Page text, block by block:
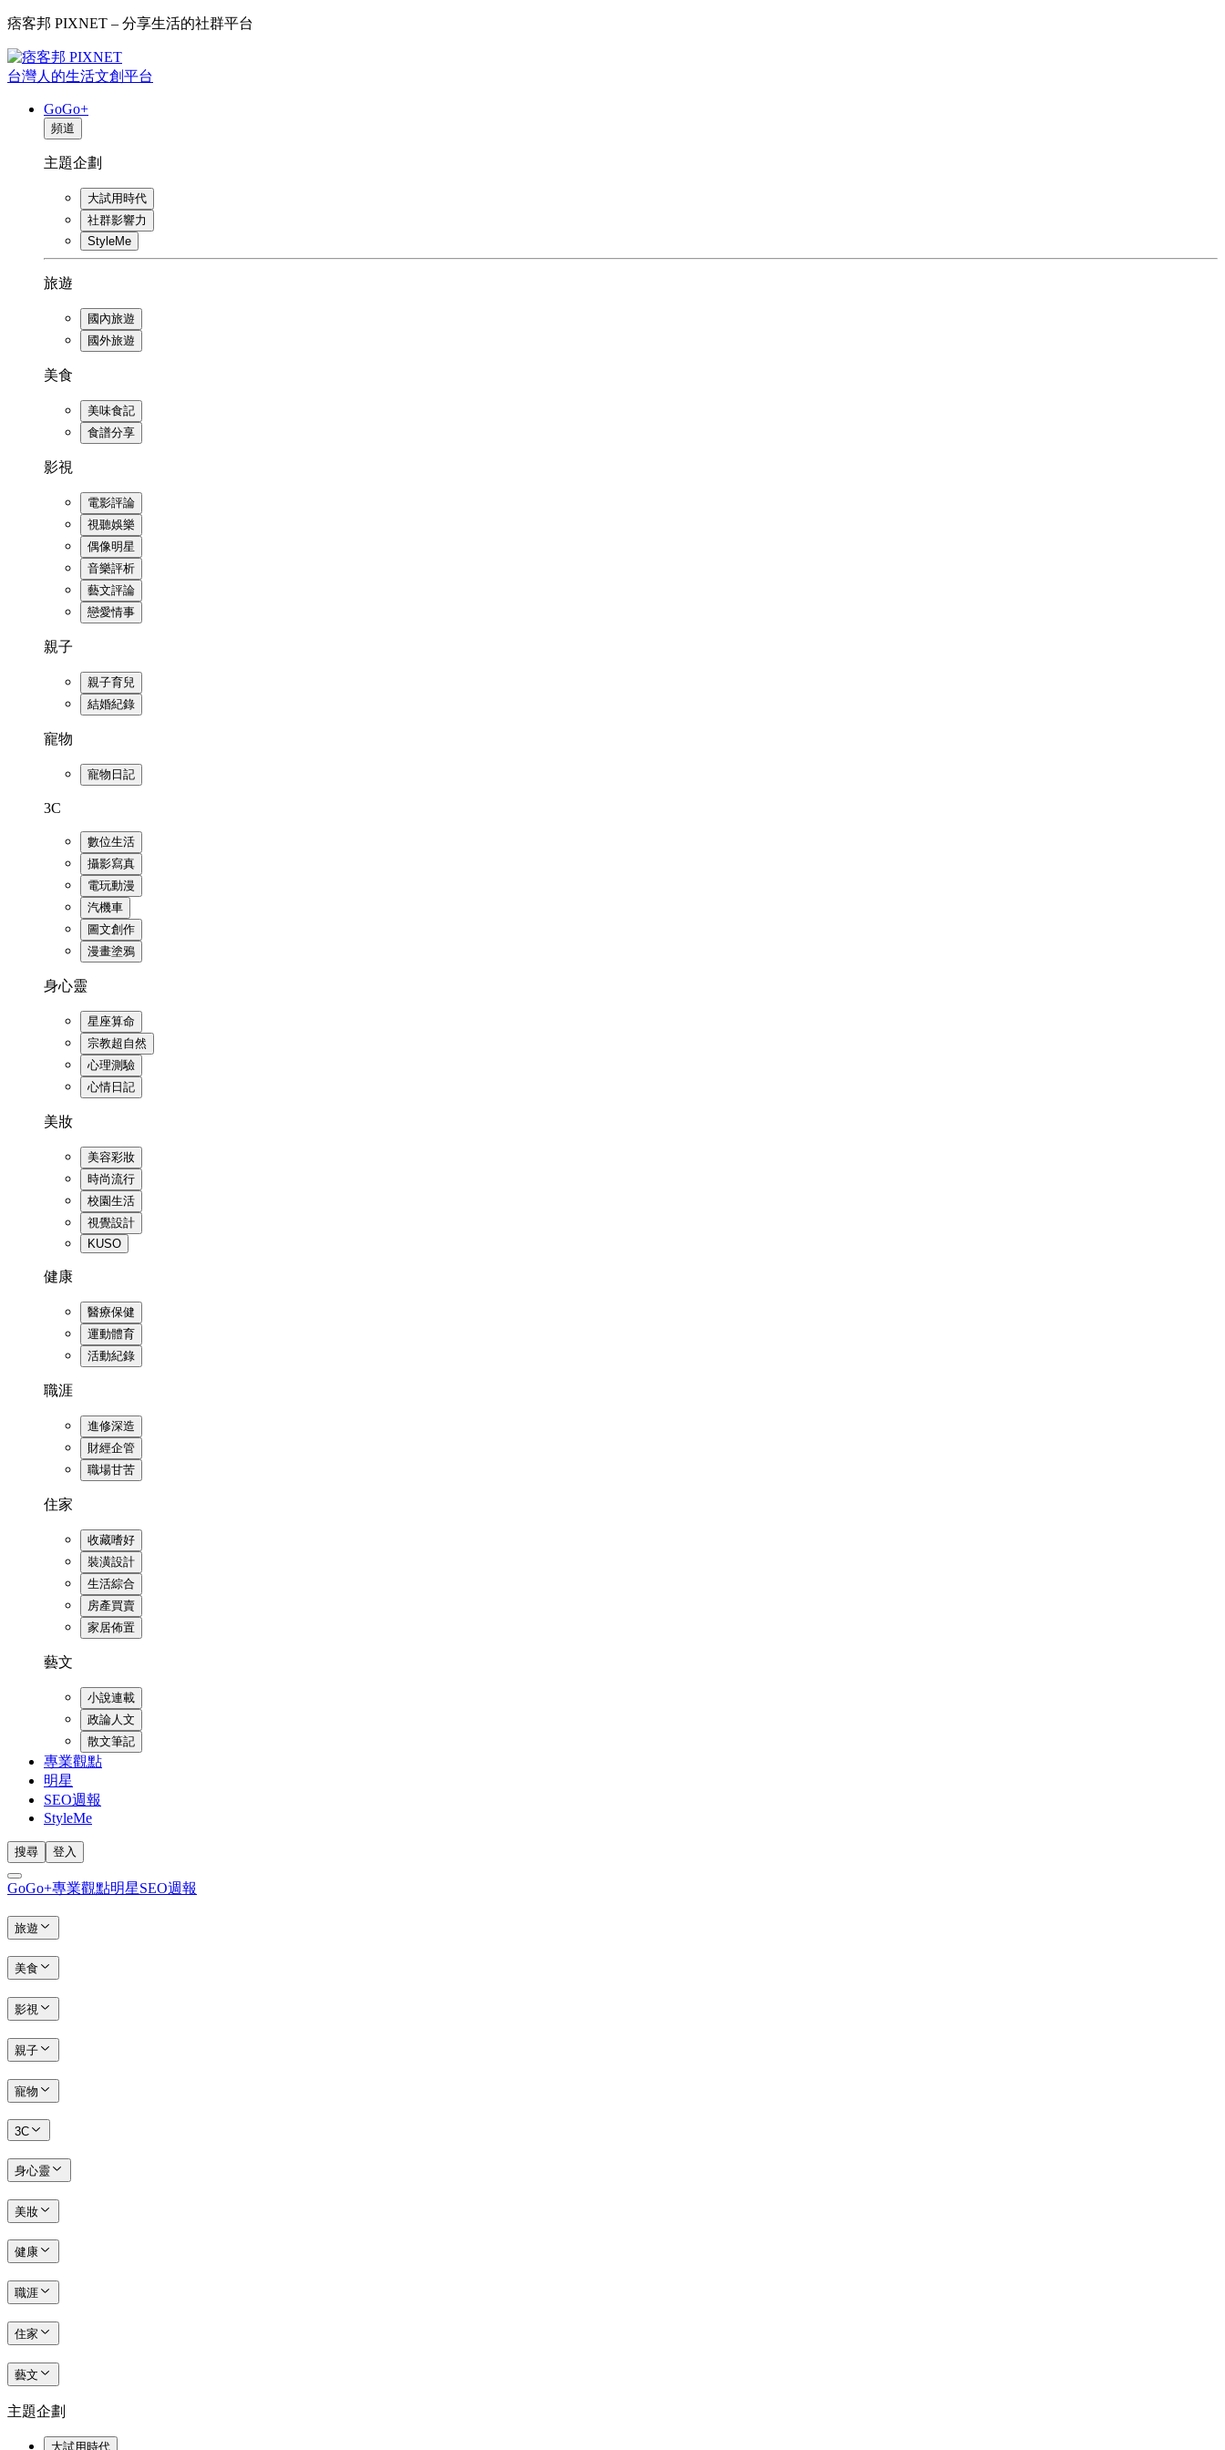
痞客邦 PIXNET – 分享生活的社群平台
台灣人的生活文創平台
GoGo+
頻道
主題企劃
大試用時代
社群影響力
StyleMe
旅遊
國內旅遊
國外旅遊
美食
美味食記
食譜分享
影視
電影評論
視聽娛樂
偶像明星
音樂評析
藝文評論
戀愛情事
親子
親子育兒
結婚紀錄
寵物
寵物日記
3C
數位生活
攝影寫真
電玩動漫
汽機車
圖文創作
漫畫塗鴉
身心靈
星座算命
宗教超自然
心理測驗
心情日記
美妝
美容彩妝
時尚流行
校園生活
視覺設計
KUSO
健康
醫療保健
運動體育
活動紀錄
職涯
進修深造
財經企管
職場甘苦
住家
收藏嗜好
裝潢設計
生活綜合
房產買賣
家居佈置
藝文
小說連載
政論人文
散文筆記
專業觀點
明星
SEO週報
StyleMe
搜尋 登入
GoGo+專業觀點明星SEO週報
旅遊
美食
影視
親子
寵物
3C
身心靈
美妝
健康
職涯
住家
藝文
主題企劃
大試用時代